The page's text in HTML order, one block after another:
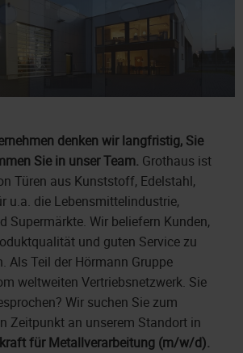
denken wir langfristig, Sie
Sie in unser Team. Grothaus ist
Türen aus Kunststoff, Edelstahl,
u.a. die Lebensmittelindustrie,
Supermärkte. Wir beliefern Kunden,
und guten Service zu
Als Teil der Hörmann Gruppe
weltweiten Vertriebsnetzwerk. Sie
Wir suchen Sie zum
Zeitpunkt an unserem Standort in
für Metallverarbeitung (m/w/d).